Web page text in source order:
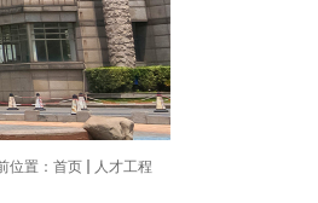
位置： 首页 人才工程